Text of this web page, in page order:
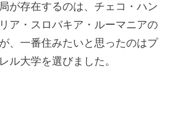
が存在するのは、チェコ・ハン
ア・スロバキア・ルーマニアの
、一番住みたいと思ったのはプ
ル大学を選びました。